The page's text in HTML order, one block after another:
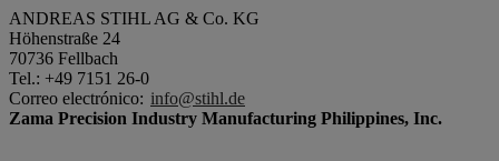
ANDREAS STIHL AG & Co. KG
Höhenstraße 24
70736 Fellbach
Tel.: +49 7151 26-0
Correo electrónico: info@stihl.de
Zama Precision Industry Manufacturing Philippines, Inc.